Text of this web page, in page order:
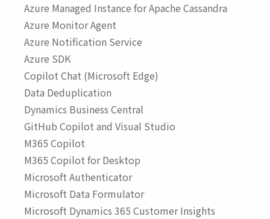
Azure Managed Instance for Apache Cassandra
Azure Monitor Agent
Azure Notification Service
Azure SDK
Copilot Chat (Microsoft Edge)
Data Deduplication
Dynamics Business Central
GitHub Copilot and Visual Studio
M365 Copilot
M365 Copilot for Desktop
Microsoft Authenticator
Microsoft Data Formulator
Microsoft Dynamics 365 Customer Insights